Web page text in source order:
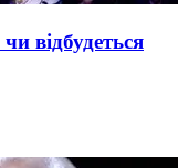
відбудеться